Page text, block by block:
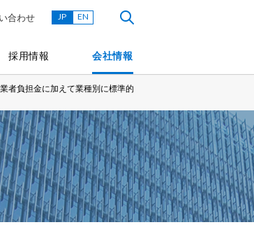
採用情報 会社情報
合わせ JP EN
者負担金に加えて業種別に標準的